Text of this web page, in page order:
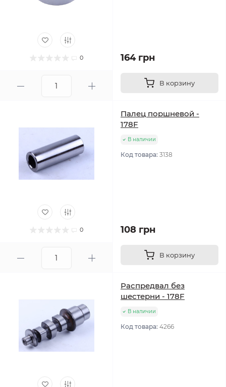
0 164 грн
В корзину
0
Палец поршневой -
178F
В наличии
Код товара: 3138
108 грн
В корзину
Распредвал без
шестерни - 178F
В наличии
Код товара: 4266